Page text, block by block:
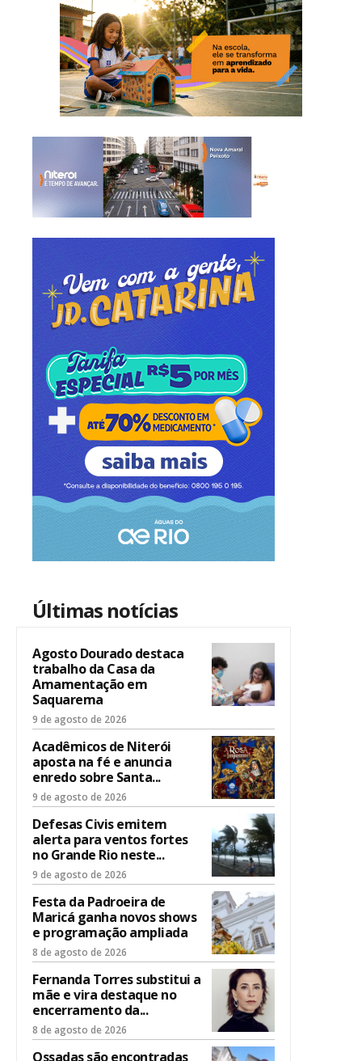
Últimas notícias
Agosto Dourado destaca
trabalho da Casa da
Amamentação em
Saquarema
9 de agosto de 2026
Acadêmicos de Niterói
aposta na fé e anuncia
enredo sobre Santa...
9 de agosto de 2026
Defesas Civis emitem
alerta para ventos fortes
no Grande Rio neste...
9 de agosto de 2026
Festa da Padroeira de
Maricá ganha novos shows
e programação ampliada
8 de agosto de 2026
Fernanda Torres substitui a
mãe e vira destaque no
encerramento da...
8 de agosto de 2026
Ossadas são encontradas